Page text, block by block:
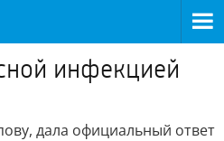
инфекцией
дала официальный ответ